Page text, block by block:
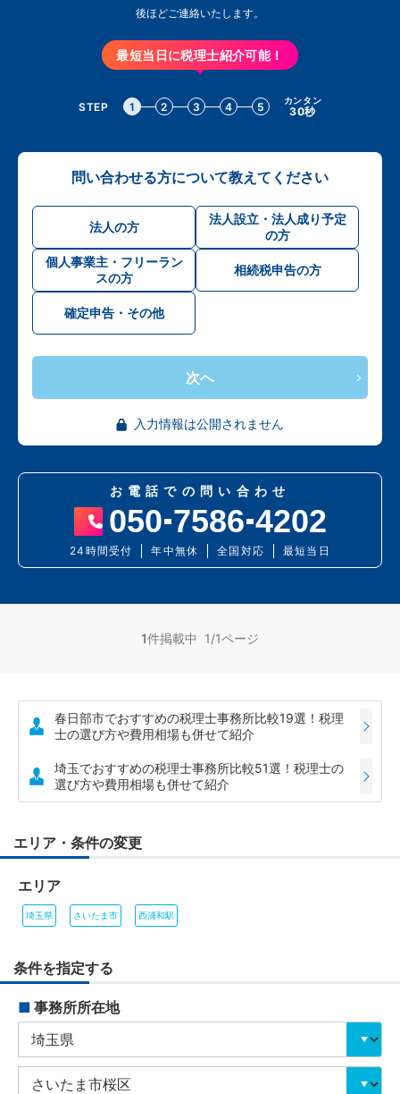
後ほどご連絡いたします。
最短当日に税理士紹介可能！
STEP 1 2 3 4 5 カンタン
30秒
問い合わせる方について教えてください
法人の方
法人設立・法人成り予定
の方
個人事業主・フリーラン
スの方
相続税申告の方
確定申告・その他
次へ
入力情報は公開されません
お電話での問い合わせ
050 7586 4202
24時間受付 年中無休 全国対応 最短当日
1件掲載中 1/1ページ
春日部市でおすすめの税理士事務所比較19選！税理
士の選び方や費用相場も併せて紹介
埼玉でおすすめの税理士事務所比較51選！税理士の
選び方や費用相場も併せて紹介
エリア・条件の変更
エリア
埼玉県 さいたま市 西浦和駅
条件を指定する
■ 事務所所在地